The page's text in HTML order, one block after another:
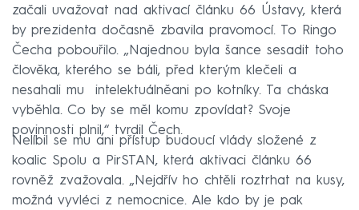
začali uvažovat nad aktivací článku 66 Ústavy, která
by prezidenta dočasně zbavila pravomocí. To Ringo
Čecha pobouřilo. „Najednou byla šance sesadit toho
člověka, kterého se báli, před kterým klečeli a
nesahali mu intelektuálněani po kotníky. Ta cháska
vyběhla. Co by se měl komu zpovídat? Svoje
povinnosti plnil,“ tvrdil Čech.
Nelíbil se mu ani přístup budoucí vlády složené z
koalic Spolu a PirSTAN, která aktivaci článku 66
rovněž zvažovala. „Nejdřív ho chtěli roztrhat na kusy,
možná vyvléci z nemocnice. Ale kdo by je pak